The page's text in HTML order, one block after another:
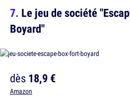
Le jeu de société
Boyard"
dès18,9 €
Amazon